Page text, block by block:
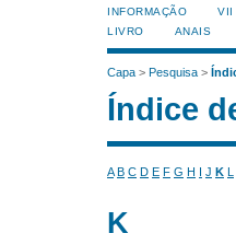
INFORMAÇÃO
VII
LIVRO
ANAIS
Capa > Pesquisa >
Índice
A B C D E F G H I J K L
K